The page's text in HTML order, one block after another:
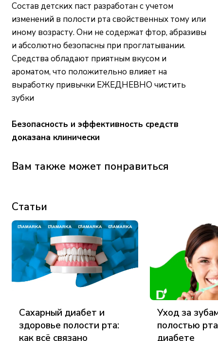
Состав детских паст разработан с учетом
изменений в полости рта свойственных тому или
иному возрасту. Они не содержат фтор, абразивы
и абсолютно безопасны при проглатывании.
Средства обладают приятным вкусом и
ароматом, что положительно влияет на
выработку привычки ЕЖЕДНЕВНО чистить
зубки
Безопасность и эффективность средств
доказана клинически
Вам также может понравиться
Статьи
Сахарный диабет и
здоровье полости рта:
как всё связано
Уход за
полостью
диабете